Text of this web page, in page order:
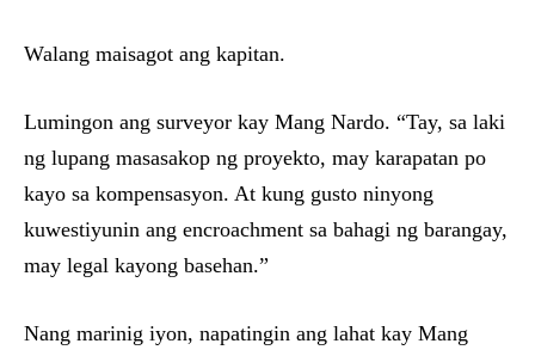
Walang maisagot ang kapitan.
Lumingon ang surveyor kay Mang Nardo. “Tay, sa laki
ng lupang masasakop ng proyekto, may karapatan po
kayo sa kompensasyon. At kung gusto ninyong
kuwestiyunin ang encroachment sa bahagi ng barangay,
may legal kayong basehan.”
Nang marinig iyon, napatingin ang lahat kay Mang